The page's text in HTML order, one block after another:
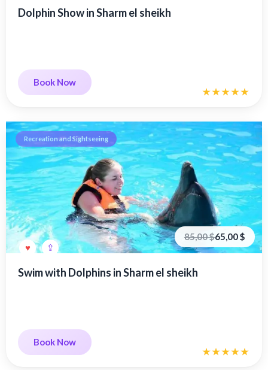
Dolphin Show in Sharm el sheikh
Book Now
Swim with Dolphins in Sharm el sheikh
Recreation and Sightseeing
85,00$
Первоначальная
цена
составляла
65,00$
Текущая
цена:
65,00 €.
Book Now